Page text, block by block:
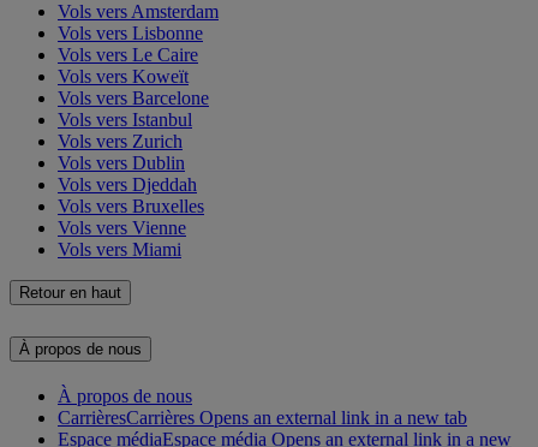
Vols vers Amsterdam
Vols vers Lisbonne
Vols vers Le Caire
Vols vers Koweït
Vols vers Barcelone
Vols vers Istanbul
Vols vers Zurich
Vols vers Dublin
Vols vers Djeddah
Vols vers Bruxelles
Vols vers Vienne
Vols vers Miami
Retour en haut
À propos de nous
À propos de nous
CarrièresCarrières Opens an external link in a new tab
Espace médiaEspace média Opens an external link in a new